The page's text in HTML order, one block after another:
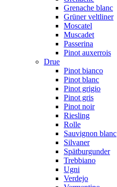
Grenache blanc
Grüner veltliner
Moscatel
Muscadet
Passerina
Pinot auxerrois
Drue
Pinot bianco
Pinot blanc
Pinot grigio
Pinot gris
Pinot noir
Riesling
Rolle
Sauvignon blanc
Silvaner
Spätburgunder
Trebbiano
Ugni
Verdejo